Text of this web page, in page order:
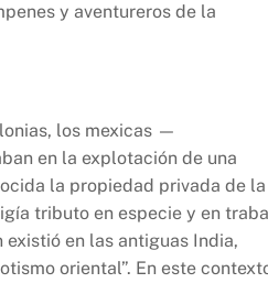
y aventureros de la
los mexicas —
en la explotación de una
la propiedad privada de la
tributo en especie y en
en las antiguas India,
oriental”. En este